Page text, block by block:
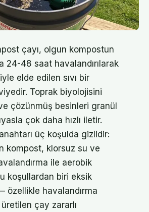
çayı, olgun kompostun
24-48 saat havalandırılarak
elde edilen sıvı bir
Toprak biyolojisini
çözünmüş besinleri granül
çok daha hızlı iletir.
anahtarı üç koşulda gizlidir:
kompost, klorsuz su ve
ile aerobik
koşullardan biri eksik
özellikle havalandırma
çay zararlı